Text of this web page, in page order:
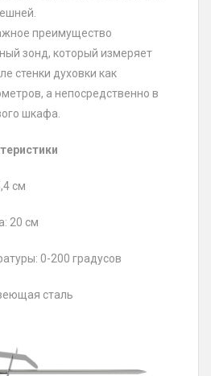
преимущество
зонд, который измеряет
стенки духовки как
а непосредственно в
шкафа.
см
20 см
0-200 градусов
сталь